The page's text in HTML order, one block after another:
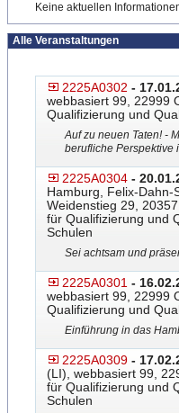
Keine aktuellen
Alle Veranstaltungen
2225A0302 -
webbasiert 99, 22999
Qualifizierung und
Auf zu neuen Taten! -
berufliche Perspektive
2225A0304 -
Hamburg, Felix-
Weidenstieg 29,
für Qualifizierung und
Schulen
Sei achtsam und
2225A0301 -
webbasiert 99, 22999
Qualifizierung und
Einführung in das
2225A0309 -
(LI), webbasiert 99,
für Qualifizierung und
Schulen